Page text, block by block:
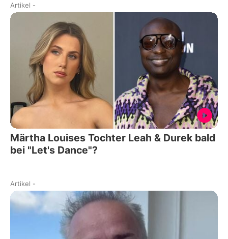
Artikel -
Märtha Louises Tochter Leah & Durek bald
bei "Let's Dance"?
Artikel -